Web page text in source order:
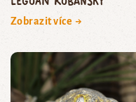
Zobrazit více →